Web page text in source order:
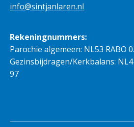
info@sintjanlaren.nl
Rekeningnummers:
Parochie algemeen: NL53 RABO
Gezinsbijdragen/Kerkbalans:
97